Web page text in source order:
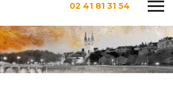
02 41 81 31 54